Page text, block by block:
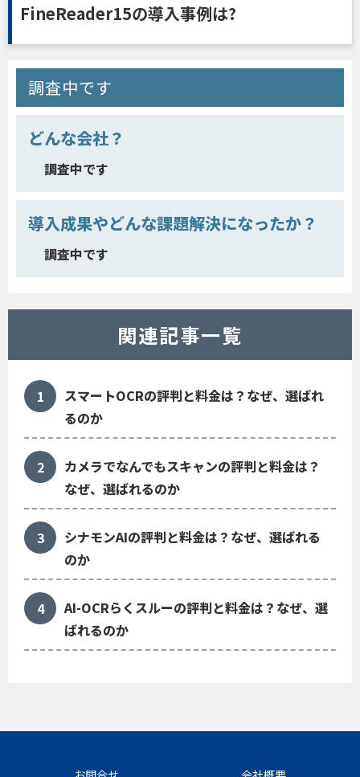
FineReader15の導入事例は?
調査中です
どんな会社？
調査中です
導入成果やどんな課題解決になったか？
調査中です
関連記事一覧
スマートOCRの評判と料金は？なぜ、選ばれ
るのか
カメラでなんでもスキャンの評判と料金は？
なぜ、選ばれるのか
シナモンAIの評判と料金は？なぜ、選ばれる
のか
AI-OCRらくスルーの評判と料金は？なぜ、選
ばれるのか